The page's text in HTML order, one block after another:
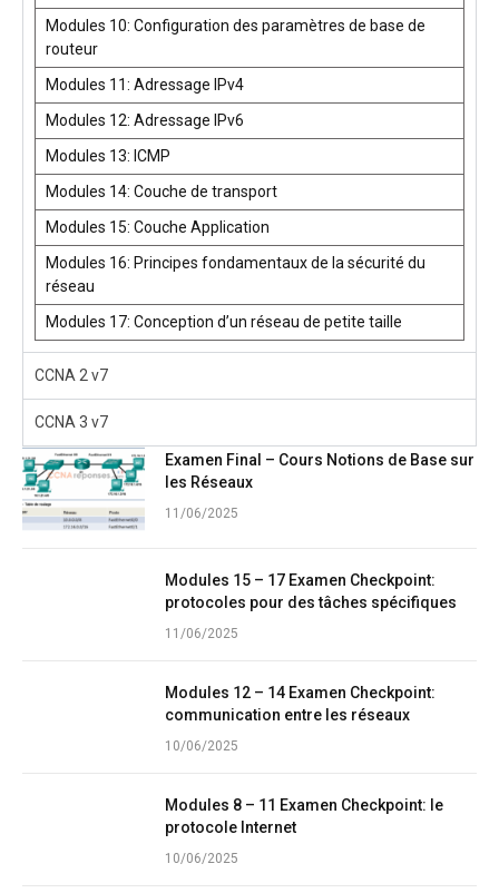
Modules 10: Configuration des paramètres de base de
routeur
Modules 11: Adressage IPv4
Modules 12: Adressage IPv6
Modules 13: ICMP
Modules 14: Couche de transport
Modules 15: Couche Application
Modules 16: Principes fondamentaux de la sécurité du
réseau
Modules 17: Conception d’un réseau de petite taille
CCNA 2 v7
CCNA 3 v7
Examen Final – Cours Notions de Base sur
les Réseaux
11/06/2025
Modules 15 – 17 Examen Checkpoint:
protocoles pour des tâches spécifiques
11/06/2025
Modules 12 – 14 Examen Checkpoint:
communication entre les réseaux
10/06/2025
Modules 8 – 11 Examen Checkpoint: le
protocole Internet
10/06/2025